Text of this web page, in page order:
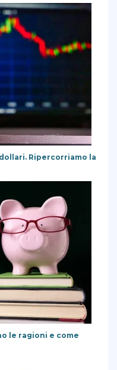
Ripercorriamo la
le ragioni e come